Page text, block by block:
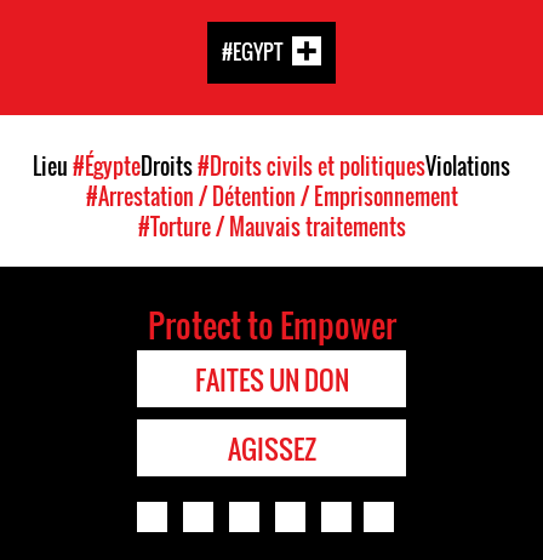
#EGYPT
Lieu#ÉgypteDroits#Droits civils et politiquesViolations
#Arrestation / Détention / Emprisonnement
#Torture / Mauvais traitements
Protect to Empower
FAITES UN DON
AGISSEZ